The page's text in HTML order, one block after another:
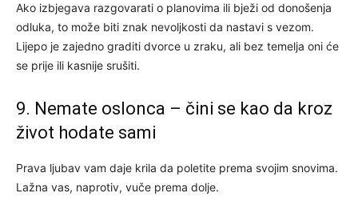
Ako izbjegava razgovarati o planovima ili bježi od donošenja
odluka, to može biti znak nevoljkosti da nastavi s vezom.
Lijepo je zajedno graditi dvorce u zraku, ali bez temelja oni će
se prije ili kasnije srušiti.
9. Nemate oslonca – čini se kao da kroz
život hodate sami
Prava ljubav vam daje krila da poletite prema svojim snovima.
Lažna vas, naprotiv, vuče prema dolje.